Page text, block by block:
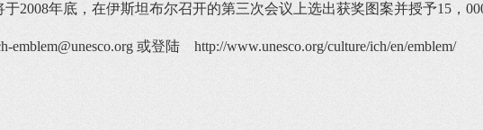
年底，在伊斯坦布尔召开的第三次会议上选出获奖图案并授予15，
emblem@unesco.org 或登陆 http://www.unesco.org/culture/ich/en/emblem/